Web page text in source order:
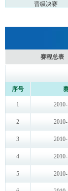
晋级决赛